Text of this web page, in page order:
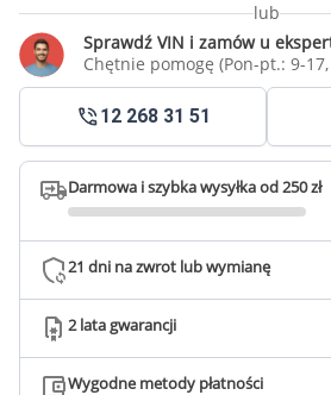
lub
Sprawdź VIN i zamów u
Chętnie pomogę (Pon-pt.: 9-
12 268 31 51
Darmowa i szybka wysyłka od 250 zł
21 dni na zwrot lub wymianę
2 lata gwarancji
Wygodne metody płatności